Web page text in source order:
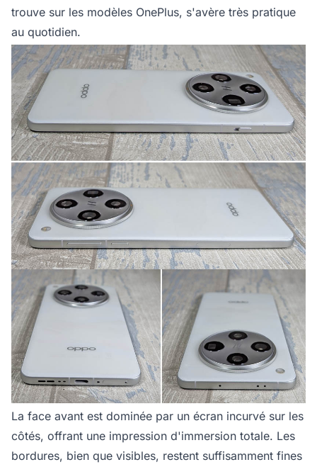
trouve sur les modèles OnePlus, s'avère très pratique
au quotidien.
La face avant est dominée par un écran incurvé sur les
côtés, offrant une impression d'immersion totale. Les
bordures, bien que visibles, restent suffisamment fines